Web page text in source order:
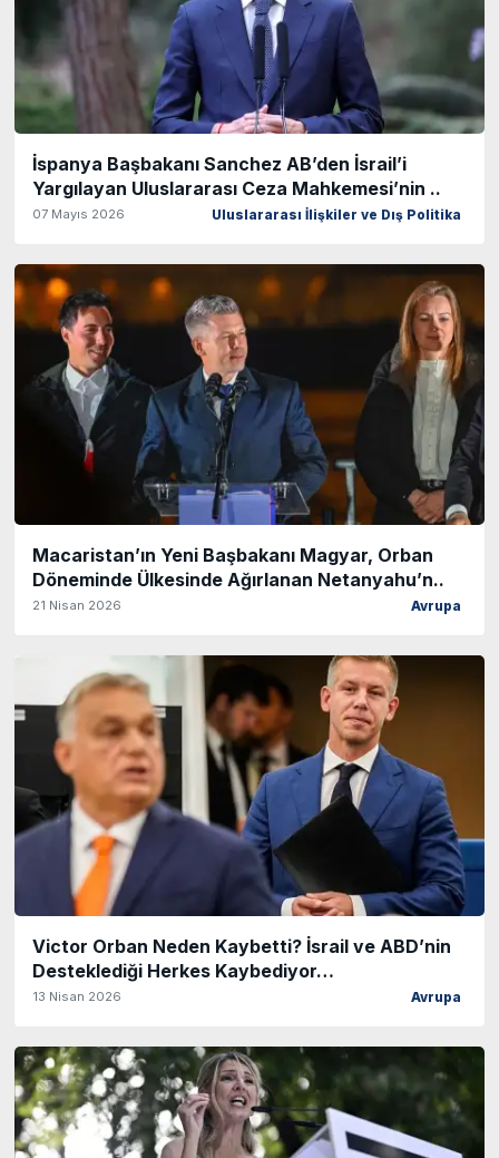
İspanya Başbakanı Sanchez AB’den İsrail’i
Yargılayan Uluslararası Ceza Mahkemesi’nin ..
07 Mayıs 2026 Uluslararası İlişkiler ve Dış Politika
Macaristan’ın Yeni Başbakanı Magyar, Orban
Döneminde Ülkesinde Ağırlanan Netanyahu’n..
21 Nisan 2026 Avrupa
Victor Orban Neden Kaybetti? İsrail ve ABD’nin
Desteklediği Herkes Kaybediyor…
13 Nisan 2026 Avrupa